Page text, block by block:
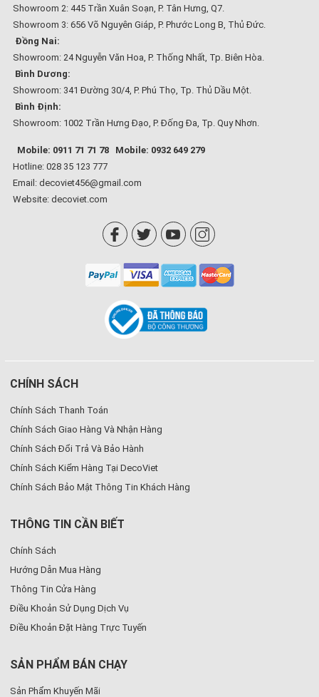
Showroom 2: 445 Trần Xuân Soạn, P. Tân Hưng, Q7.
Showroom 3: 656 Võ Nguyên Giáp, P. Phước Long B, Thủ Đức.
Đồng Nai:
Showroom: 24 Nguyễn Văn Hoa, P. Thống Nhất, Tp. Biên Hòa.
Bình Dương:
Showroom: 341 Đường 30/4, P. Phú Thọ, Tp. Thủ Dầu Một.
Bình Định:
Showroom: 1002 Trần Hưng Đạo, P. Đống Đa, Tp. Quy Nhơn.
Mobile: 0911 71 71 78
Mobile: 0932 649 279
Hotline: 028 35 123 777
Email: decoviet456@gmail.com
Website: decoviet.com
CHÍNH SÁCH
Chính Sách Thanh Toán
Chính Sách Giao Hàng Và Nhận Hàng
Chính Sách Đổi Trả Và Bảo Hành
Chính Sách Kiểm Hàng Tại DecoViet
Chính Sách Bảo Mật Thông Tin Khách Hàng
THÔNG TIN CẦN BIẾT
Chính Sách
Hướng Dẫn Mua Hàng
Thông Tin Cửa Hàng
Điều Khoản Sử Dụng Dịch Vụ
Điều Khoản Đặt Hàng Trực Tuyến
SẢN PHẨM BÁN CHẠY
Sản Phẩm Khuyến Mãi